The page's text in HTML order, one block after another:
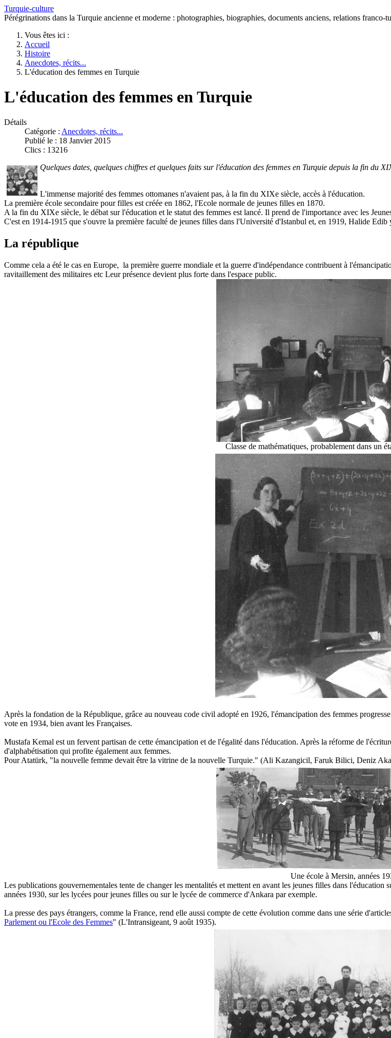
Turquie-culture
Pérégrinations dans la Turquie ancienne et moderne : photographies, biographies, documents anciens, relations franco-
Vous êtes ici :
Accueil
Histoire
Anecdotes, récits...
L'éducation des femmes en Turquie
L'éducation des femmes en Turquie
Détails
Catégorie : Anecdotes, récits...
Publié le : 18 Janvier 2015
Clics : 13216
Quelques dates, quelques chiffres et quelques faits sur l'éducation des femmes en Turquie depuis la fin du
L'immense majorité des femmes ottomanes n'avaient pas, à la fin du XIXe siècle, accès à l'éducation.
La première école secondaire pour filles est créée en 1862, l'Ecole normale de jeunes filles en 1870.
A la fin du XIXe siècle, le débat sur l'éducation et le statut des femmes est lancé. Il prend de l'importance avec les
C'est en 1914-1915 que s'ouvre la première faculté de jeunes filles dans l'Université d'Istanbul et, en 1919, Halide Edib
La république
Comme cela a été le cas en Europe, la première guerre mondiale et la guerre d'indépendance contribuent à
ravitaillement des militaires etc Leur présence devient plus forte dans l'espace public.
Classe de mathématiques, probablement dans un
Après la fondation de la République, grâce au nouveau code civil adopté en 1926, l'émancipation des femmes
vote en 1934, bien avant les Françaises.
Mustafa Kemal est un fervent partisan de cette émancipation et de l'égalité dans l'éducation. Après la réforme de
d'alphabétisation qui profite également aux femmes.
Pour Atatürk, "la nouvelle femme devait être la vitrine de la nouvelle Turquie." (Ali Kazangicil, Faruk Bilici, Deniz
Une école à Mersin, années
Les publications gouvernementales tente de changer les mentalités et mettent en avant les jeunes filles dans
années 1930, sur les lycées pour jeunes filles ou sur le lycée de commerce d'Ankara par exemple.
La presse des pays étrangers, comme la France, rend elle aussi compte de cette évolution comme dans une série
Parlement ou l'Ecole des Femmes" (L'Intransigeant, 9 août 1935).